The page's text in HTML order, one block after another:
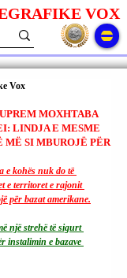
VOX
MOXHTABA
LINDJA E MESME
MË SI MBUROJË PËR
Vox
e kohës nuk do të
e territoret e rajonit
për bazat amerikane.
një strehë të sigurt
instalimin e bazave